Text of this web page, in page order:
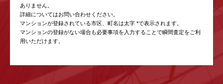
ありません。
詳細についてはお問い合わせください。
マンションが登録されている市区、町名は太字 *で表示されます。
マンションの登録がない場合も必要事項を入力することで瞬間査定をご利
用いただけます。